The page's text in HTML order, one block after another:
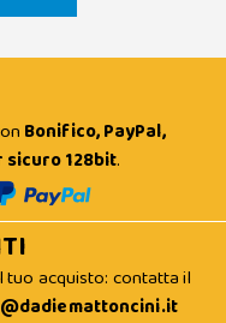
Bonifico, PayPal,
128bit.
tuo acquisto: contatta il